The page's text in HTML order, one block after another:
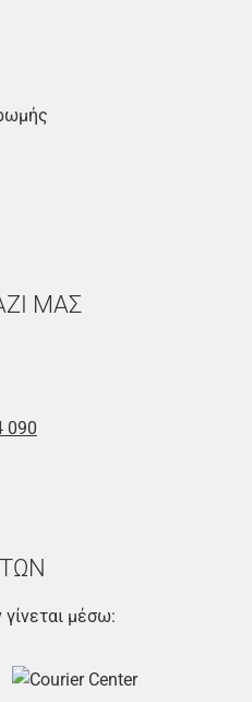
ΜΑΣ
090
μέσω: